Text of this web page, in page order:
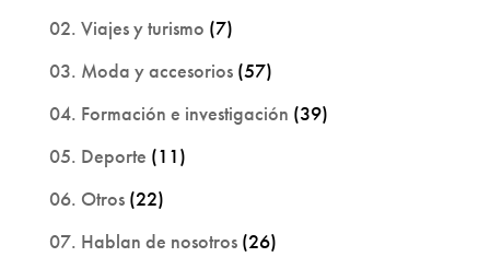
02. Viajes y turismo (7)
03. Moda y accesorios(57)
04. Formación e investigación (39)
05. Deporte (11)
06. Otros(22)
07. Hablan de nosotros(26)